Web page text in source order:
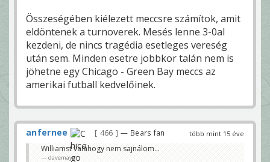
Összeségében kiélezett meccsre számítok, amit
eldöntenek a turnoverek. Mesés lenne 3-0al
kezdeni, de nincs tragédia esetleges vereség
után sem. Minden esetre jobbkor talán nem is
jöhetne egy Chicago - Green Bay meccs az
amerikai futball kedvelőinek.
több mint 15 éve
anfernee 466 — Bears fan
Williamst valahogy nem sajnálom...
davemayer